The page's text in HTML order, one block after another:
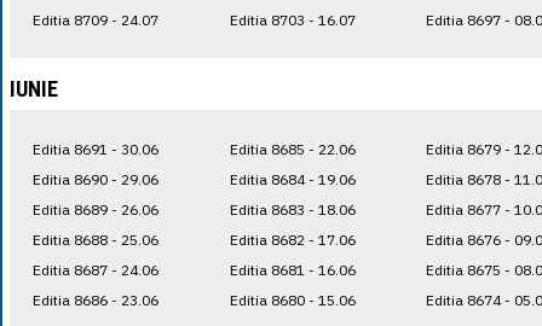
Editia 8709 - 24.07
Editia 8703 - 16.07
Editia 8697 -
IUNIE
Editia 8691 - 30.06
Editia 8690 - 29.06
Editia 8689 - 26.06
Editia 8688 - 25.06
Editia 8687 - 24.06
Editia 8686 - 23.06
Editia 8685 - 22.06
Editia 8684 - 19.06
Editia 8683 - 18.06
Editia 8682 - 17.06
Editia 8681 - 16.06
Editia 8680 - 15.06
Editia 8679 -
Editia 8678 -
Editia 8677 -
Editia 8676 -
Editia 8675 -
Editia 8674 -